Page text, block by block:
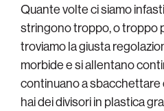
Quante volte ci siamo
stringono troppo, o troppo
troviamo la giusta
morbide e si allentano
continuano a sbacchettare
hai dei divisori in plastica